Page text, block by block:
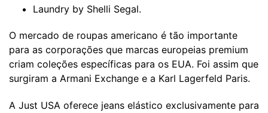
Laundry by Shelli Segal.
O mercado de roupas americano é tão importante
para as corporações que marcas europeias premium
criam coleções específicas para os EUA. Foi assim que
surgiram a Armani Exchange e a Karl Lagerfeld Paris.
A Just USA oferece jeans elástico exclusivamente para